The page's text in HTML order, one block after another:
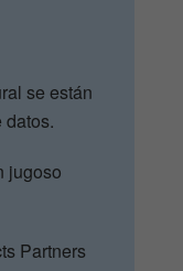
se están
jugoso
Partners